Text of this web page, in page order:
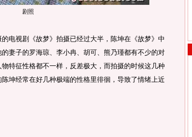
剧照
视剧《故梦》拍摄已经过大半，陈坤在《故梦》中
妻子的罗海琼、李小冉、胡可、熊乃瑾都有不少的对
特征性格都不一样，反差极大，而拍摄的时候这几种
坤经常在好几种极端的性格里徘徊，导致了情绪上近